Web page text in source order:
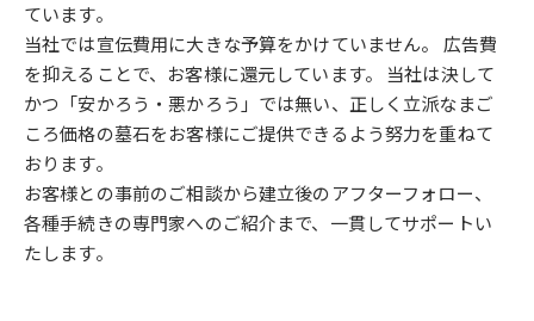
ています。
当社では宣伝費用に大きな予算をかけていません。
広告費
を抑えることで、お客様に還元しています。
当社は決して
かつ「安かろう・悪かろう」では無い、 正しく立派なまご
ころ価格の墓石をお客様にご提供できるよう努力を重ねて
おります。
お客様との事前のご相談から建立後のアフターフォロー、
各種手続きの専門家へのご紹介まで、一貫してサポートい
たします。